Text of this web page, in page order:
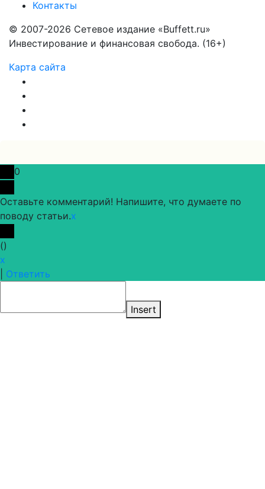
Контакты
© 2007-2026 Сетевое издание «Buffett.ru»
Инвестирование и финансовая свобода. (16+)
Карта сайта
0
Оставьте комментарий! Напишите, что думаете по
поводу статьи.x
()
x
Ответить
Insert